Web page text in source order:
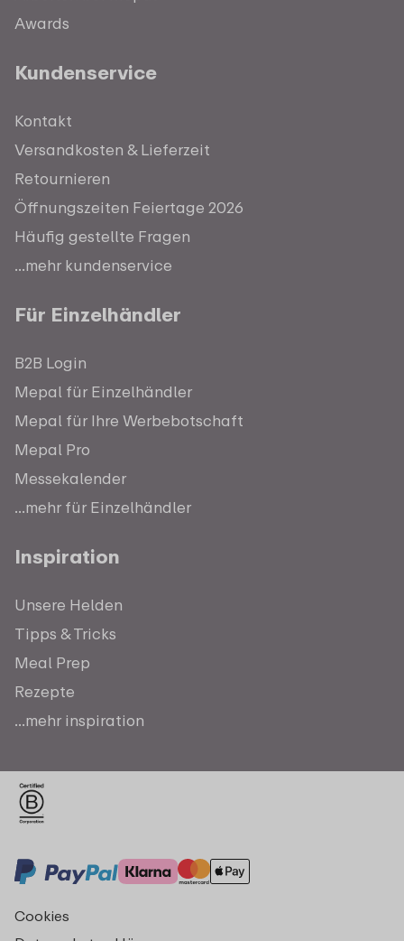
Awards
Kundenservice
Kontakt
Versandkosten & Lieferzeit
Retournieren
Öffnungszeiten Feiertage 2026
Häufig gestellte Fragen
...mehr kundenservice
Für Einzelhändler
B2B Login
Mepal für Einzelhändler
Mepal für Ihre Werbebotschaft
Mepal Pro
Messekalender
...mehr für Einzelhändler
Inspiration
Unsere Helden
Tipps & Tricks
Meal Prep
Rezepte
...mehr inspiration
Cookies